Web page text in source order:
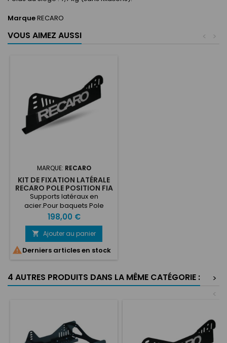
MarqueRECARO
VOUS AIMEZ AUSSI >
<
MARQUE: RECARO
KIT DE FIXATION LATÉRALE
RECARO POLE POSITION FIA
Supports latéraux en
acier.Pour baquets Pole
Position FIA - N.G.Poids : 3,1
kg.Homologué FIA.
Prix
198,00 €
 Ajouter au panier
Derniers articles en stock
4 AUTRES PRODUITS DANS LA MÊME CATÉGORIE :
>
<